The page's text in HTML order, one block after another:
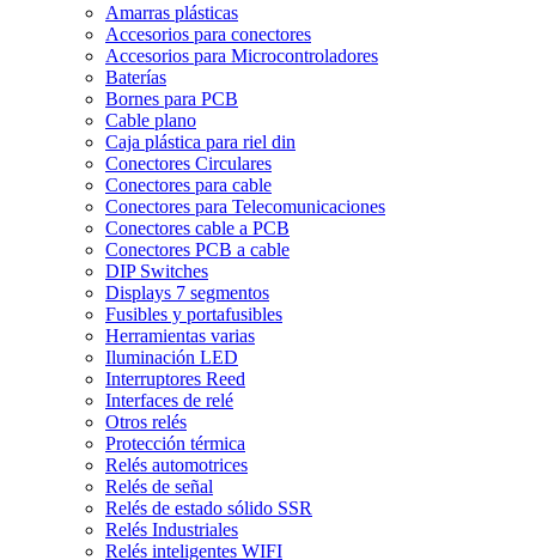
Amarras plásticas
Accesorios para conectores
Accesorios para Microcontroladores
Baterías
Bornes para PCB
Cable plano
Caja plástica para riel din
Conectores Circulares
Conectores para cable
Conectores para Telecomunicaciones
Conectores cable a PCB
Conectores PCB a cable
DIP Switches
Displays 7 segmentos
Fusibles y portafusibles
Herramientas varias
Iluminación LED
Interruptores Reed
Interfaces de relé
Otros relés
Protección térmica
Relés automotrices
Relés de señal
Relés de estado sólido SSR
Relés Industriales
Relés inteligentes WIFI